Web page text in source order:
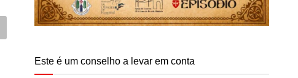
Este é um conselho a levar em conta